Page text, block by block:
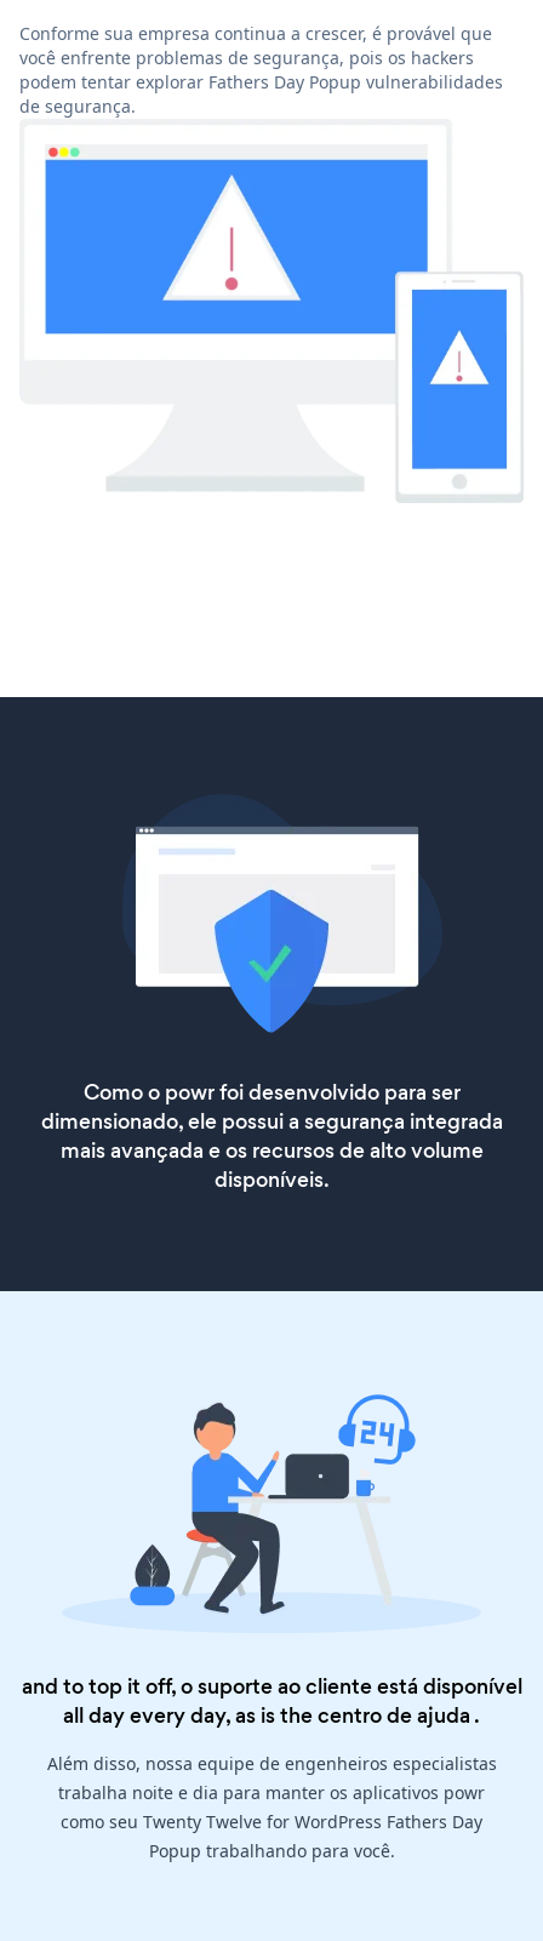
Conforme sua empresa continua a crescer, é provável que
você enfrente problemas de segurança, pois os hackers
podem tentar explorar Fathers Day Popup vulnerabilidades
de segurança.
Como o powr foi desenvolvido para ser
dimensionado, ele possui a segurança integrada
mais avançada e os recursos de alto volume
disponíveis.
and to top it off, o suporte ao cliente está disponível
all day every day, as is thecentro de ajuda .
Além disso, nossa equipe de engenheiros especialistas
trabalha noite e dia para manter os aplicativos powr
como seu Twenty Twelve for WordPress Fathers Day
Popup trabalhando para você.